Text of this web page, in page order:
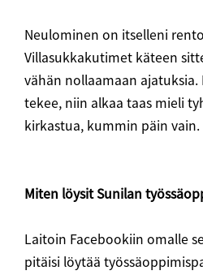
Neulominen on itselleni
Villasukkakutimet käteen
vähän nollaamaan
tekee, niin alkaa taas mieli
kirkastua, kummin päin vain.
Miten löysit Sunilan
Laitoin Facebookiin omalle
pitäisi löytää